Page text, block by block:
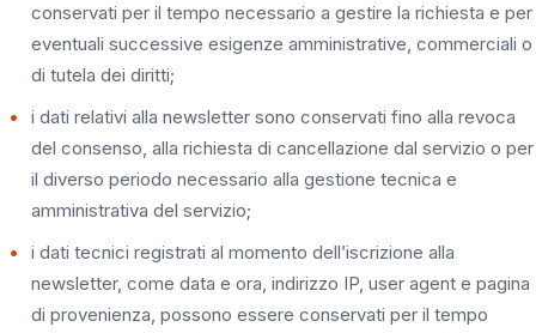
conservati per il tempo necessario a gestire la richiesta e per
eventuali successive esigenze amministrative, commerciali o
di tutela dei diritti;
i dati relativi alla newsletter sono conservati fino alla revoca
del consenso, alla richiesta di cancellazione dal servizio o per
il diverso periodo necessario alla gestione tecnica e
amministrativa del servizio;
i dati tecnici registrati al momento dell’iscrizione alla
newsletter, come data e ora, indirizzo IP, user agent e pagina
di provenienza, possono essere conservati per il tempo